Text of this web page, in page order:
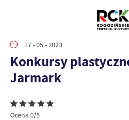
17 - 05 - 2023
Konkursy
Jarmark
Ocena 0/5